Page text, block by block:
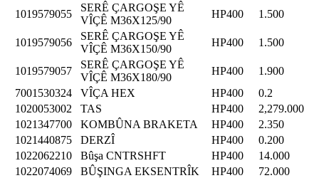
1019579055
SERÊ ÇARGOŞE YÊ
VÎÇÊ M36X125/90
HP400 1.500
1019579056
SERÊ ÇARGOŞE YÊ
VÎÇÊ M36X150/90
HP400 1.500
1019579057
SERÊ ÇARGOŞE YÊ
VÎÇÊ M36X180/90
HP400
1.900
7001530324
VÎÇA HEX HP400
0.2
1020053002
TAS HP400
2,279.000
1021347700
KOMBÛNA BRAKETA HP400
2.350
1021440875
DERZÎ HP400
0.200
1022062210
Bûşa CNTRSHFT HP400
14.000
1022074069
BÛŞINGA EKSENTRÎK HP400 72.000